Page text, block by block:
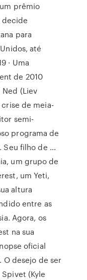
prêmio
para
até
· Uma
de 2010
Ned (Liev
de meia-
semi-
programa de
Seu filho de …
um grupo de
um Yeti,
altura
entre as
Agora, os
na sua
oficial
O desejo de ser
(Kyle